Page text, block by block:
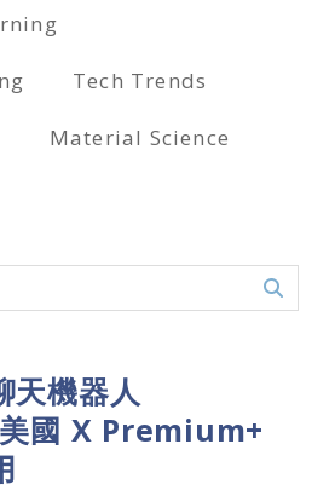
Tech Trends
Material Science
天機器人
美國 X Premium+